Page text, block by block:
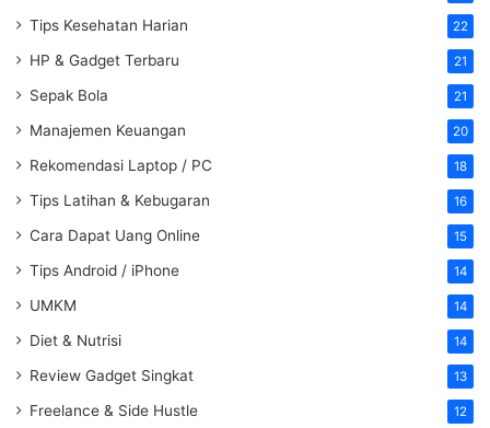
Tips Kesehatan Harian 22
HP & Gadget Terbaru 21
Sepak Bola 21
Manajemen Keuangan 20
Rekomendasi Laptop / PC 18
Tips Latihan & Kebugaran 16
Cara Dapat Uang Online 15
Tips Android / iPhone 14
UMKM 14
Diet & Nutrisi 14
Review Gadget Singkat 13
Freelance & Side Hustle 12